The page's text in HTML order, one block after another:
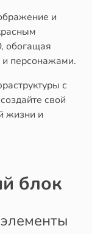
и
обогащая
персонажами.
с
свой
жизни и
блок